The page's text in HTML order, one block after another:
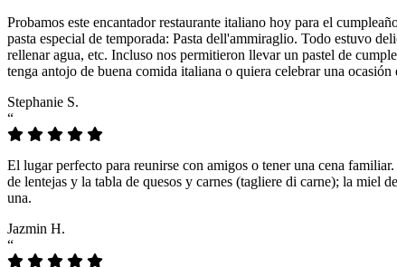
Probamos este encantador restaurante italiano hoy para el
pasta especial de temporada: Pasta dell'ammiraglio. Todo estuvo
rellenar agua, etc. Incluso nos permitieron llevar un pastel de
tenga antojo de buena comida italiana o quiera celebrar una ocasión
Stephanie S.
“
El lugar perfecto para reunirse con amigos o tener una cena
de lentejas y la tabla de quesos y carnes (tagliere di carne); la miel
una.
Jazmin H.
“